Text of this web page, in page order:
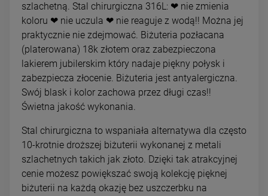
szlachetną. Stal chirurgiczna 316L: ❤ nie zmienia
koloru ❤ nie uczula ❤ nie reaguje z wodą!! Można jej
praktycznie nie zdejmować. Biżuteria pozłacana
(platerowana) 18k złotem oraz zabezpieczona
lakierem jubilerskim który nadaje piękny połysk i
zabezpiecza złocenie. Biżuteria jest antyalergiczna.
Swój blask i kolor zachowa przez długi czas!!
Świetna jakość wykonania.
Stal chirurgiczna to wspaniała alternatywa dla często
10-krotnie droższej biżuterii wykonanej z metali
szlachetnych takich jak złoto. Dzięki tak atrakcyjnej
cenie możesz powiększać swoją kolekcję pięknej
biżuterii na każdą okazję bez uszczerbku na